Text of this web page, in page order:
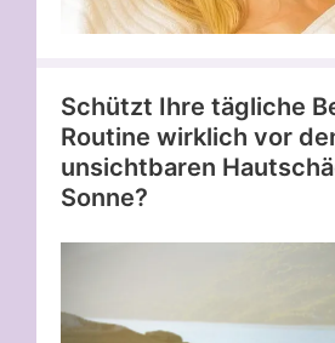
Schützt Ihre tägliche
Routine wirklich vor
unsichtbaren
Sonne?